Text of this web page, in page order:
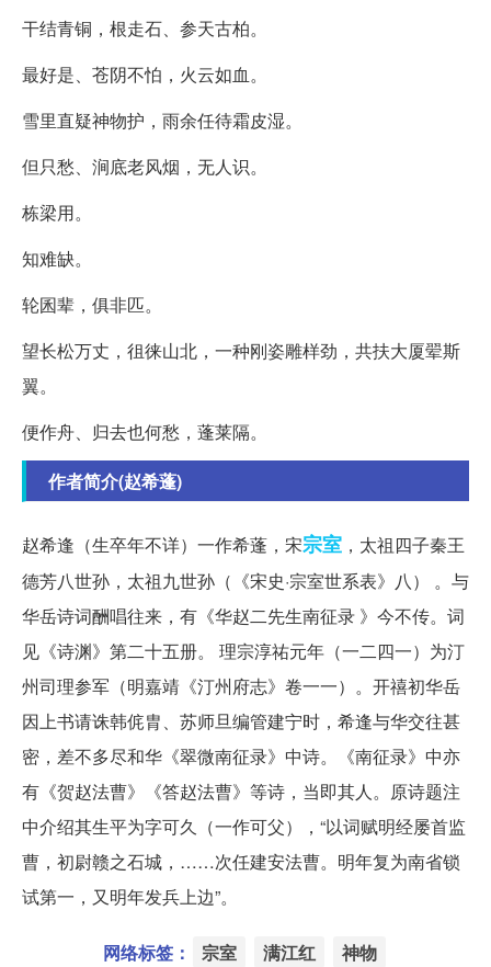
干结青铜，根走石、参天古柏。
最好是、苍阴不怕，火云如血。
雪里直疑神物护，雨余任待霜皮湿。
但只愁、涧底老风烟，无人识。
栋梁用。
知难缺。
轮囷辈，俱非匹。
望长松万丈，徂徕山北，一种刚姿雕样劲，共扶大厦翚斯
翼。
便作舟、归去也何愁，蓬莱隔。
作者简介(赵希蓬)
赵希逢（生卒年不详）一作希蓬，宋宗室 ，太祖四子秦王
德芳八世孙，太祖九世孙（《宋史·宗室世系表》八） 。与
华岳诗词酬唱往来，有《华赵二先生南征录 》今不传。词
见《诗渊》第二十五册。 理宗淳祐元年（一二四一）为汀
州司理参军（明嘉靖《汀州府志》卷一一）。开禧初华岳
因上书请诛韩侂胄、苏师旦编管建宁时，希逢与华交往甚
密，差不多尽和华《翠微南征录》中诗。《南征录》中亦
有《贺赵法曹》《答赵法曹》等诗，当即其人。原诗题注
中介绍其生平为字可久（一作可父），“以词赋明经屡首监
曹，初尉赣之石城，……次任建安法曹。明年复为南省锁
试第一，又明年发兵上边”。
网络标签： 宗室 满江红 神物